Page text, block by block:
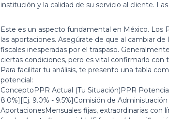
institución y la calidad de su servicio al cliente.
Este es un aspecto fundamental en México. Los
las aportaciones. Asegúrate de que al cambiar
fiscales inesperadas por el traspaso.
ciertas condiciones, pero es vital confirmarlo con
Para facilitar tu análisis, te presento una tabla
potencial:
ConceptoPPR Actual (Tu Situación)PPR
8.0%][Ej. 9.0% - 9.5%]Comisión de
AportacionesMensuales fijas, extraordinarias